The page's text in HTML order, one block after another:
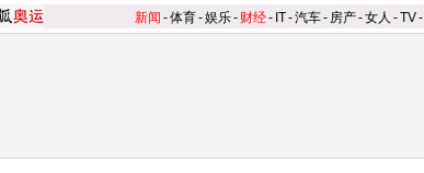
新闻 -体育-娱乐- 财经- IT-汽车- 房产-女人 -TV-